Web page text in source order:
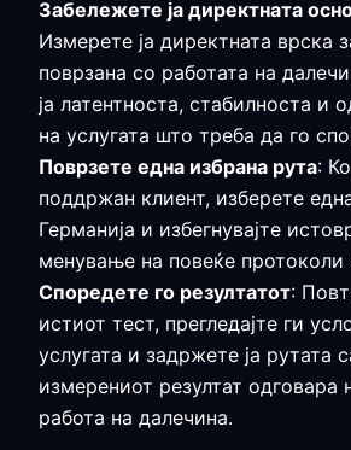
Забележете ја директната
Измерете ја директната врска
поврзана со работата на
ја латентноста, стабилноста и
на услугата што треба да го
Поврзете една избрана рута:
поддржан клиент, изберете
Германија и избегнувајте
менување на повеќе протоколи
Споредете го резултатот:
истиот тест, прегледајте ги
услугата и задржете ја рутата
измерениот резултат одговара
работа на далечина.